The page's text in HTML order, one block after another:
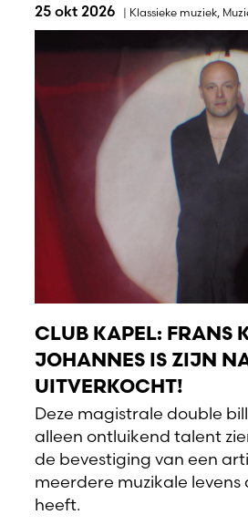
25 okt 2026 | Klassieke muziek
CLUB KAPEL: FRANS
JOHANNES IS ZIJN
UITVERKOCHT!
Deze magistrale double
alleen ontluikend talent
de bevestiging van een
meerdere muzikale
heeft.